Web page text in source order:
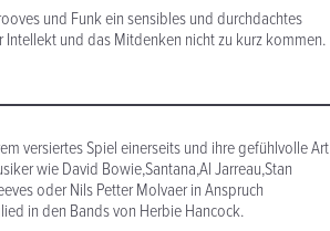
und Funk ein sensibles und durchdachtes
und das Mitdenken nicht zu kurz kommen.
versiertes Spiel einerseits und ihre gefühlvolle Art
wie David Bowie,Santana,Al Jarreau,Stan
oder Nils Petter Molvaer in Anspruch
in den Bands von Herbie Hancock.